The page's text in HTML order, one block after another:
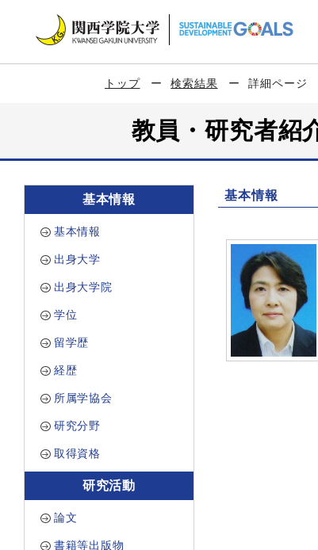
トップ 検索結果 詳細ページ
教員・研究者
基本情報
基本情報
出身大学
出身大学院
学位
留学歴
経歴
所属学協会
研究分野
取得資格
研究活動
論文
書籍等出版物
基本情報